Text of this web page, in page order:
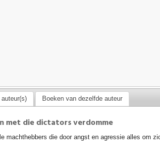
Boeken van dezelfde auteur
met die dictators verdomme
machthebbers die door angst en agressie alles om